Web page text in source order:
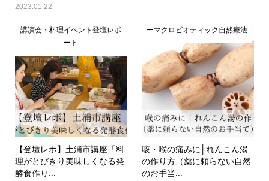
2023.01.22
講演会・料理イベント登壇レポ
ート
【登壇レポ】土浦市講座「料
理がとびきり美味しくなる発
酵食作り...
ーマクロビオティック自然療法
咳・喉の痛みに│れんこん湯
の作り方（薬に頼らない自然
のお手当...